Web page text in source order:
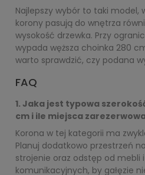
Najlepszy wybór to taki model,
korony pasują do wnętrza
wysokość drzewka. Przy
wypada węższa choinka 280
warto sprawdzić, czy podana
FAQ
1. Jaka jest typowa
cm i ile miejsca
Korona w tej kategorii ma
Planuj dodatkowo przestrzeń
strojenie oraz odstęp od mebli
komunikacyjnych, by gałęzie